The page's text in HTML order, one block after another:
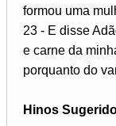
formou uma
23 - E disse
e carne da
porquanto do
Hinos